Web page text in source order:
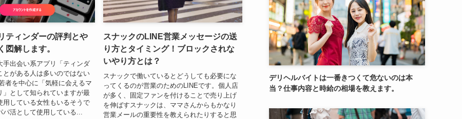
ティンダーの評判とや
図解します。
手出会い系アプリ「ティンダ
とがある人は多いのではない
者を中心に「気軽に会えるマ
」として知られていますが最
用している女性もいるそうで
活として使用している...
スナックのLINE営業メッセージの送
り方とタイミング！ブロックされな
いやり方とは？
スナックで働いているとどうしても必要にな
ってくるのが営業のためのLINEです。個人店
が多く、固定ファンを付けることで売り上げ
を伸ばすスナックは、ママさんからもかなり
営業メールの重要性を教えられたりすると思
デリヘルバイトは一番きつくて危ないのは本
当？仕事内容と時給の相場を教えます。